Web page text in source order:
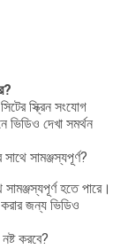
স্ক্রিন সংযোগ
ভিডিও দেখা সমর্থন
সামঞ্জস্যপূর্ণ?
হতে পারে।
করার জন্য ভিডিও
করবে?